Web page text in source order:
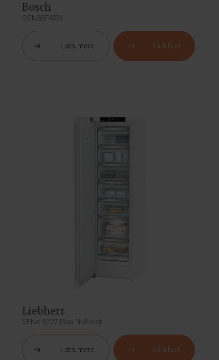
Bosch
GSN36FW3V
Læs mere Få tilbud
Liebherr
SFNe 5227 Plus NoFrost
Læs mere Få tilbud